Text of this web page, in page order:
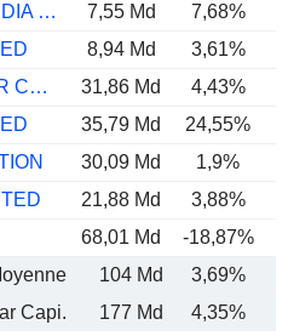
HYUNDAI MOTOR INDIA LIMITED
7,55 Md 7,68%
8,94 Md 3,61%
GREAT WALL MOTOR COMPANY LIMITED
31,86 Md 4,43%
35,79 Md 24,55%
30,09 Md 1,9%
21,88 Md 3,88%
68,01 Md -18,87%
104 Md 3,69%
Capi.
177 Md 4,35%